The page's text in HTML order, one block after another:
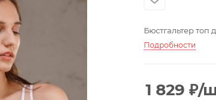
Бюстгальтер топ
Подробности
1 829 ₽/